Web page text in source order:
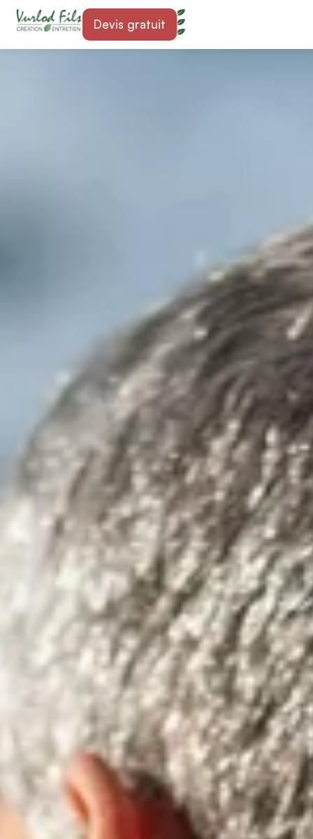
Devis gratuit